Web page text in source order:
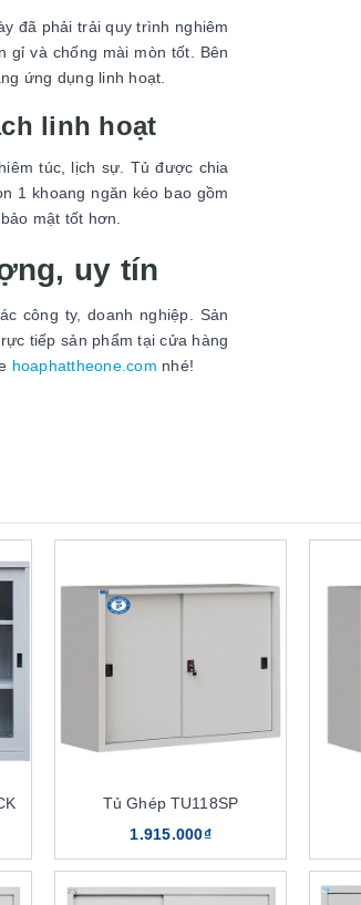
đã phải trải quy trình nghiêm
gỉ và chống mài mòn tốt. Bên
ứng dụng linh hoạt.
linh hoạt
túc, lịch sự. Tủ được chia
1 khoang ngăn kéo bao gồm
mật tốt hơn.
uy tín
công ty, doanh nghiệp. Sản
tiếp sản phẩm tại cửa hàng
hoaphattheone.com nhé!
Tủ Ghép TU118SP
1.915.000₫